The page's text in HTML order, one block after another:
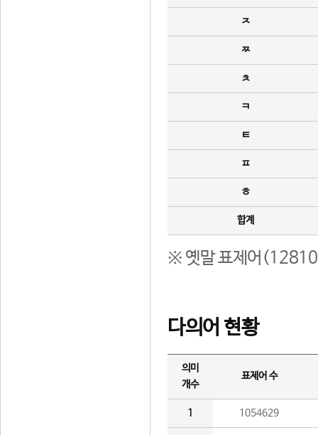
ㅈ
ㅉ
ㅊ
ㅋ
ㅌ
ㅍ
ㅎ
합계
※ 옛말 표제어(12810
다의어 현황
의미
개수
표제어 수
1 1054629